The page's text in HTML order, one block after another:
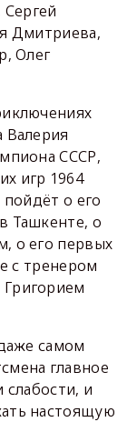
Дмитриева,
Олег
Валерия
СССР,
игр 1964
о его
Ташкенте, о
о его первых
с тренером
самом
главное
и
настоящую